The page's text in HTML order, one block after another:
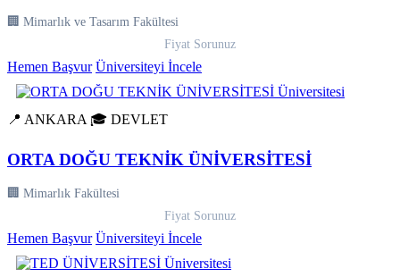
🏢 Mimarlık ve Tasarım Fakültesi
Fiyat Sorunuz
Hemen Başvur Üniversiteyi İncele
📍 ANKARA 🎓 DEVLET
ORTA DOĞU TEKNİK ÜNİVERSİTESİ
🏢 Mimarlık Fakültesi
Fiyat Sorunuz
Hemen Başvur Üniversiteyi İncele